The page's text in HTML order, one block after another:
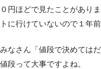
０円ほどで見たことがあり
トに行けていないので１年
みなさん「値段で決めては
値段って大事ですよね。